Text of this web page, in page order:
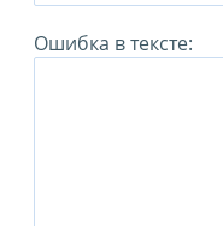
Ошибка в тексте: